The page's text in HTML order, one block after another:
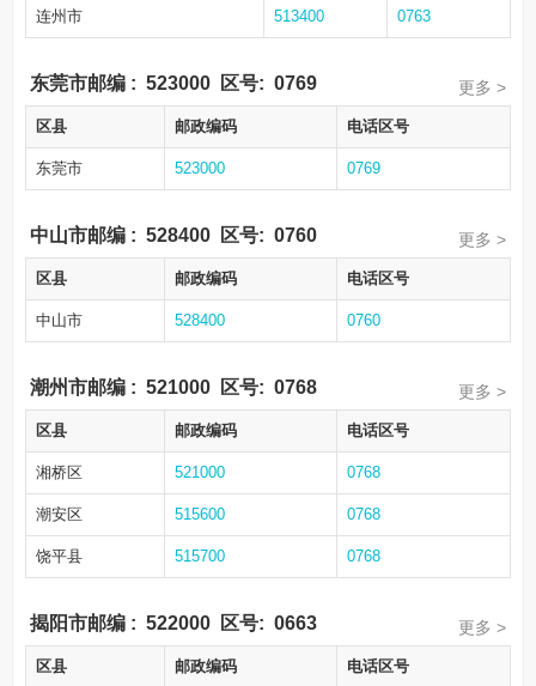
连州市 513400 0763
东莞市邮编 : 523000 区号: 0769 更多 >
区县 邮政编码 电话区号
东莞市 523000 0769
中山市邮编 : 528400 区号: 0760 更多 >
区县 邮政编码 电话区号
中山市 528400 0760
潮州市邮编 : 521000 区号: 0768 更多 >
区县 邮政编码 电话区号
湘桥区 521000 0768
潮安区 515600 0768
饶平县 515700 0768
揭阳市邮编 : 522000 区号: 0663 更多 >
区县 邮政编码 电话区号